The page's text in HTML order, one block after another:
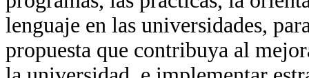
lenguaje en las universidades,
propuesta que contribuya al